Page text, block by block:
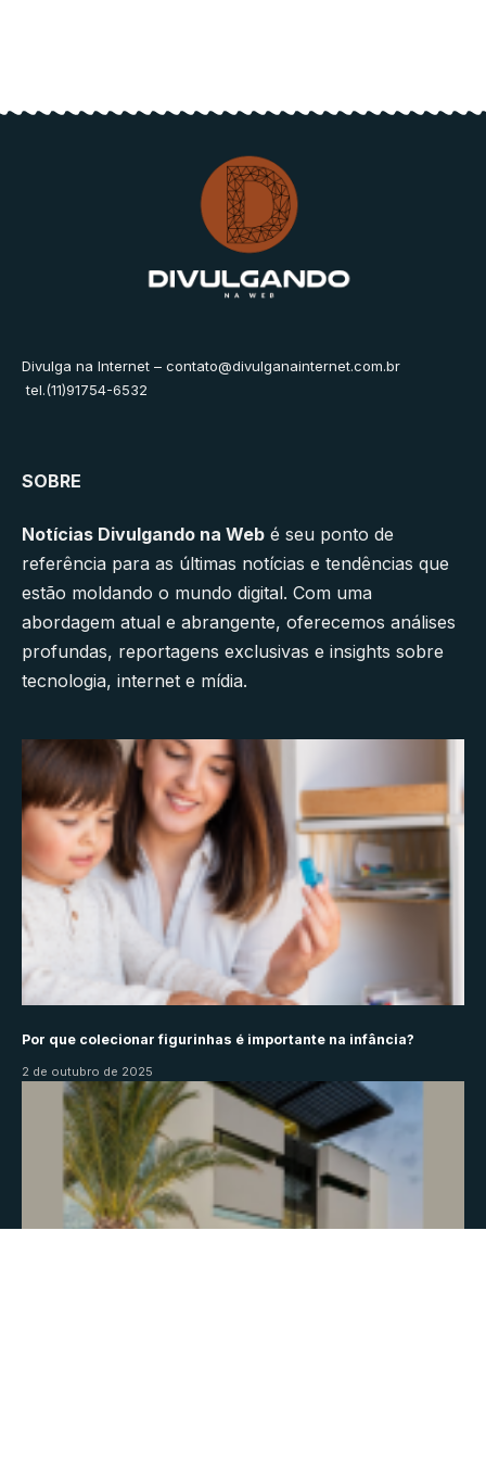
Divulga na Internet – contato@divulganainternet.com.br
tel.(11)91754-6532
SOBRE
Notícias Divulgando na Web é seu ponto de
referência para as últimas notícias e tendências que
estão moldando o mundo digital. Com uma
abordagem atual e abrangente, oferecemos análises
profundas, reportagens exclusivas e insights sobre
tecnologia, internet e mídia.
Por que colecionar figurinhas é importante na infância?
2 de outubro de 2025